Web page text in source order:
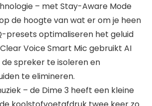
– met Stay-Aware Mode
de hoogte van wat er om je heen
presets optimaliseren het geluid
Voice Smart Mic gebruikt AI
spreker te isoleren en
te elimineren.
– de Dime 3 heeft een kleine